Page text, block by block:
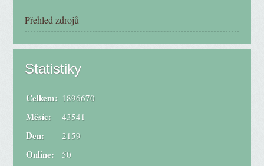
Přehled zdrojů
Statistiky
Online: 50
Celkem: 1896670
Měsíc: 43541
Den: 2159